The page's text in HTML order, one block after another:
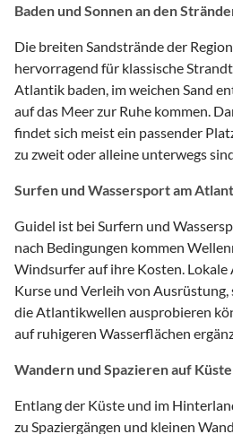
Baden und Sonnen an den
Die breiten Sandstrände der
hervorragend für klassische
Atlantik baden, im weichen Sand
auf das Meer zur Ruhe kommen.
findet sich meist ein passender
zu zweit oder alleine unterwegs
Surfen und Wassersport am
Guidel ist bei Surfern und
nach Bedingungen kommen
Windsurfer auf ihre Kosten.
Kurse und Verleih von Ausrüstung,
die Atlantikwellen ausprobieren
auf ruhigeren Wasserflächen
Wandern und Spazieren auf
Entlang der Küste und im
zu Spaziergängen und kleinen